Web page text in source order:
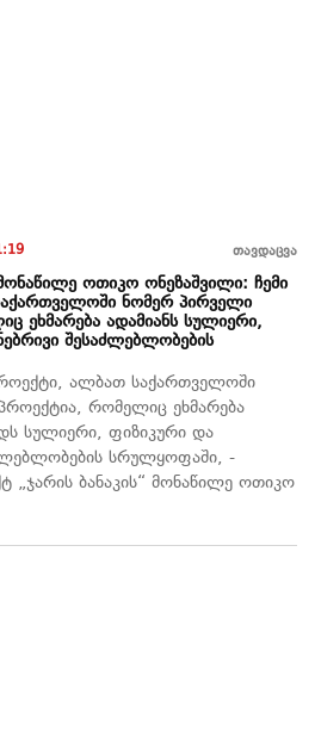
თავდაცვა
მონაწილე ოთიკო ონეზაშვილი: ჩემი
ნომერ პირველი
ეხმარება ადამიანს სულიერი,
შესაძლებლობების
ალბათ საქართველოში
რომელიც ეხმარება
სულიერი, ფიზიკური და
სრულყოფაში, -
„ჯარის ბანაკის“ მონაწილე ოთიკო